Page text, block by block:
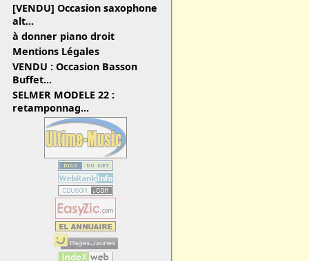
[VENDU] Occasion saxophone
alt...
à donner piano droit
Mentions Légales
VENDU : Occasion Basson
Buffet...
SELMER MODELE 22 :
retamponnag...